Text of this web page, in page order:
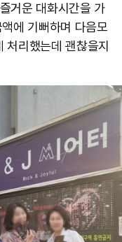
거운 대화시간을 가
에 기뻐하며 다음모
처리했는데 괜찮을지